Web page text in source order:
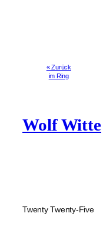
« Zurück
im Ring
Wolf Witte
Twenty Twenty-Five